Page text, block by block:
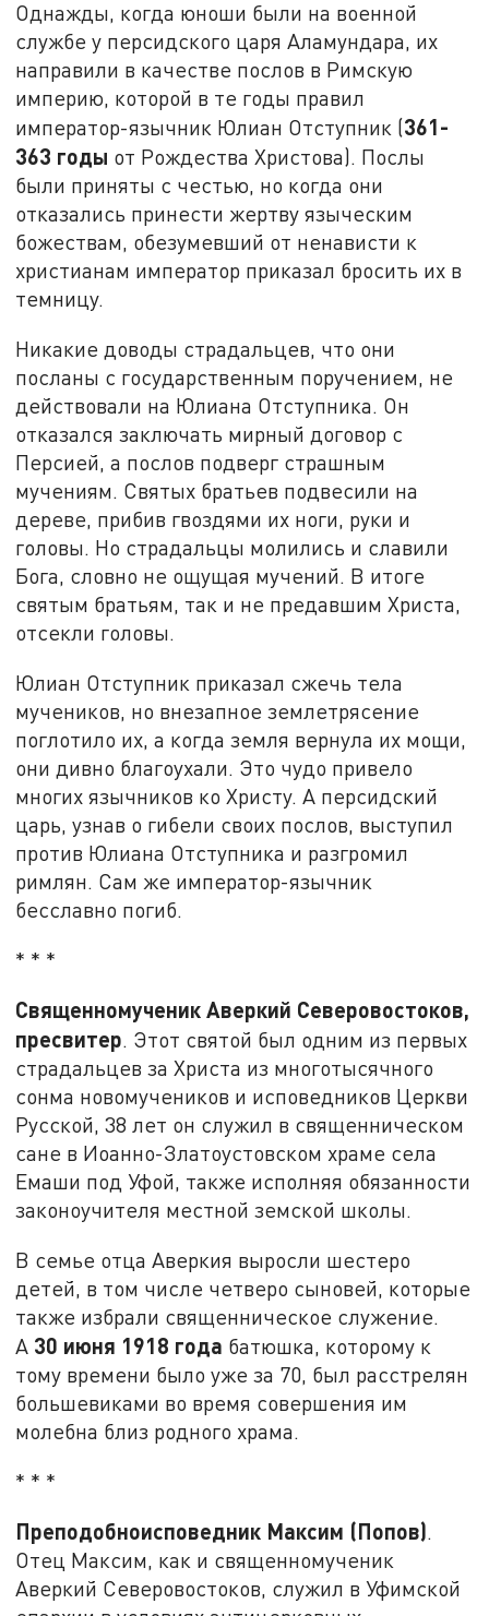
Однажды, когда юноши были на военной
службе у персидского царя Аламундара, их
направили в качестве послов в Римскую
империю, которой в те годы правил
император-язычник Юлиан Отступник (361-
363 годы от Рождества Христова). Послы
были приняты с честью, но когда они
отказались принести жертву языческим
божествам, обезумевший от ненависти к
христианам император приказал бросить их в
темницу.
Никакие доводы страдальцев, что они
посланы с государственным поручением, не
действовали на Юлиана Отступника. Он
отказался заключать мирный договор с
Персией, а послов подверг страшным
мучениям. Святых братьев подвесили на
дереве, прибив гвоздями их ноги, руки и
головы. Но страдальцы молились и славили
Бога, словно не ощущая мучений. В итоге
святым братьям, так и не предавшим Христа,
отсекли головы.
Юлиан Отступник приказал сжечь тела
мучеников, но внезапное землетрясение
поглотило их, а когда земля вернула их мощи,
они дивно благоухали. Это чудо привело
многих язычников ко Христу. А персидский
царь, узнав о гибели своих послов, выступил
против Юлиана Отступника и разгромил
римлян. Сам же император-язычник
бесславно погиб.
* * *
Священномученик Аверкий Северовостоков,
пресвитер. Этот святой был одним из первых
страдальцев за Христа из многотысячного
сонма новомучеников и исповедников Церкви
Русской, 38 лет он служил в священническом
сане в Иоанно-Златоустовском храме села
Емаши под Уфой, также исполняя обязанности
законоучителя местной земской школы.
В семье отца Аверкия выросли шестеро
детей, в том числе четверо сыновей, которые
также избрали священническое служение.
А 30 июня 1918 года батюшка, которому к
тому времени было уже за 70, был расстрелян
большевиками во время совершения им
молебна близ родного храма.
* * *
Преподобноисповедник Максим (Попов).
Отец Максим, как и священномученик
Аверкий Северовостоков, служил в Уфимской